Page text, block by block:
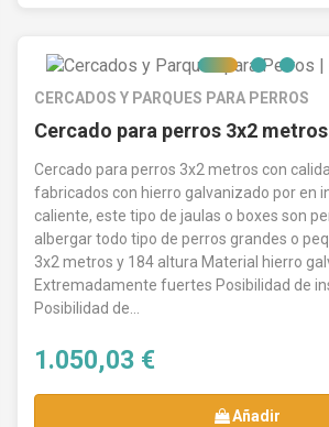
CERCADOS Y PARQUES PARA PERROS
Cercado para perros 3x2 metros
Cercado para perros 3x2 metros con
fabricados con hierro galvanizado por en
caliente, este tipo de jaulas o boxes son
albergar todo tipo de perros grandes o
3x2 metros y 184 altura Material hierro
Extremadamente fuertes Posibilidad de
Posibilidad de...
1.050,03 €
Añadir